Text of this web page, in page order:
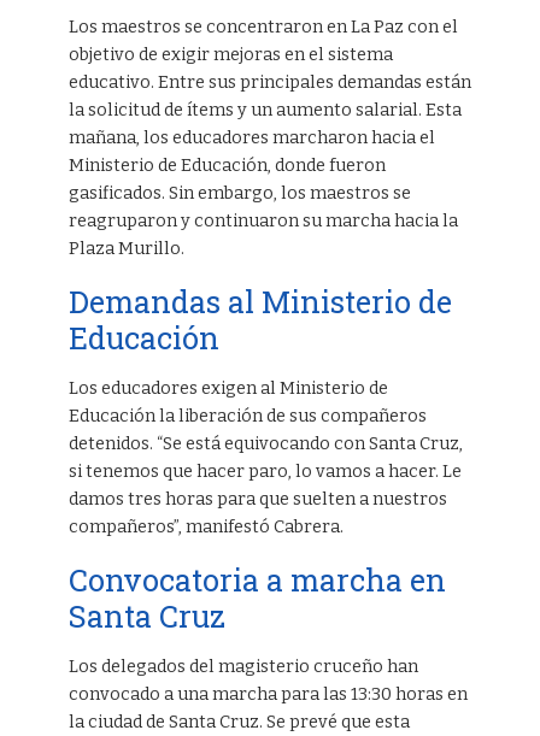
Los maestros se concentraron en La Paz con el
objetivo de exigir mejoras en el sistema
educativo. Entre sus principales demandas están
la solicitud de ítems y un aumento salarial. Esta
mañana, los educadores marcharon hacia el
Ministerio de Educación, donde fueron
gasificados. Sin embargo, los maestros se
reagruparon y continuaron su marcha hacia la
Plaza Murillo.
Demandas al Ministerio de
Educación
Los educadores exigen al Ministerio de
Educación la liberación de sus compañeros
detenidos. “Se está equivocando con Santa Cruz,
si tenemos que hacer paro, lo vamos a hacer. Le
damos tres horas para que suelten a nuestros
compañeros”, manifestó Cabrera.
Convocatoria a marcha en
Santa Cruz
Los delegados del magisterio cruceño han
convocado a una marcha para las 13:30 horas en
la ciudad de Santa Cruz. Se prevé que esta